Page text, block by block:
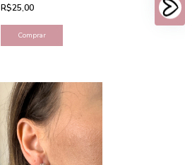
R$25,00
Comprar